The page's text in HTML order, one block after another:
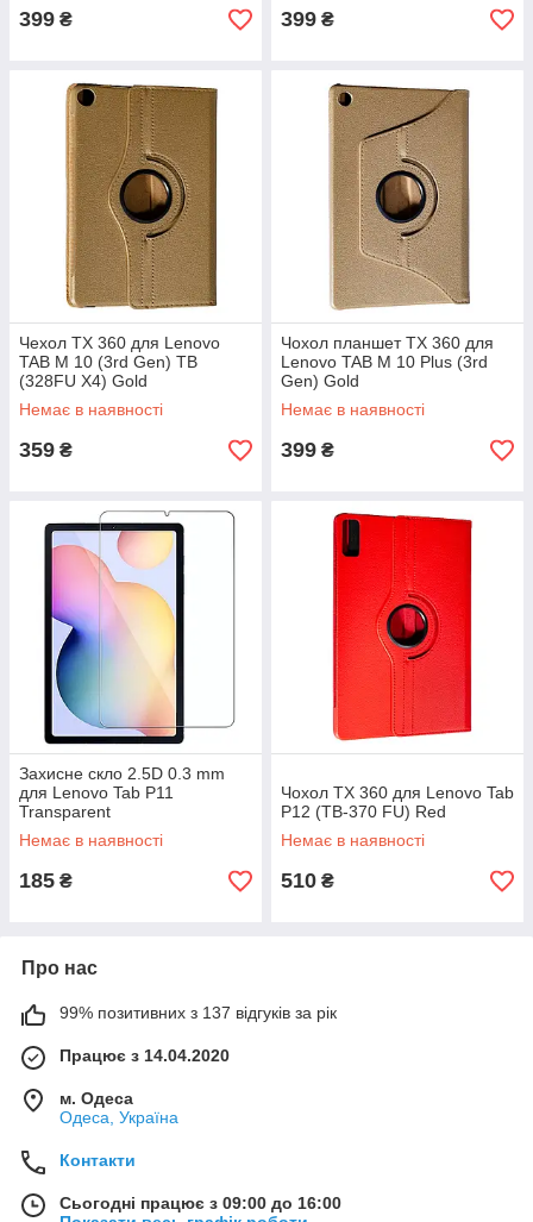
399 ₴ 399 ₴
Чехол TX 360 для Lenovo
TAB M 10 (3rd Gen) TB
(328FU X4) Gold
Немає в наявності
359 ₴
Чохол планшет TX 360 для
Lenovo TAB M 10 Plus (3rd
Gen) Gold
Немає в наявності
399 ₴
Захисне скло 2.5D 0.3 mm
для Lenovo Tab P11
Transparent
Немає в наявності
185 ₴
Чохол TX 360 для Lenovo Tab
P12 (TB-370 FU) Red
Немає в наявності
510 ₴
Про нас
99% позитивних з 137 відгуків за рік
Працює з 14.04.2020
м. Одеса
Одеса, Україна
Контакти
Сьогодні працює з 09:00 до 16:00